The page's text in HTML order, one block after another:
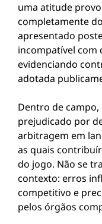
uma atitude
completamente
apresentado
incompatível com
evidenciando
adotada
Dentro de
prejudicado por
arbitragem em
as quais
do jogo. Não se
contexto: erros
competitivo e
pelos órgãos